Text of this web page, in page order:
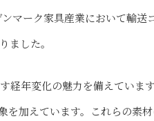
マーク家具産業において輸送
ました。
年変化の魅力を備えています
を加えています。これらの素